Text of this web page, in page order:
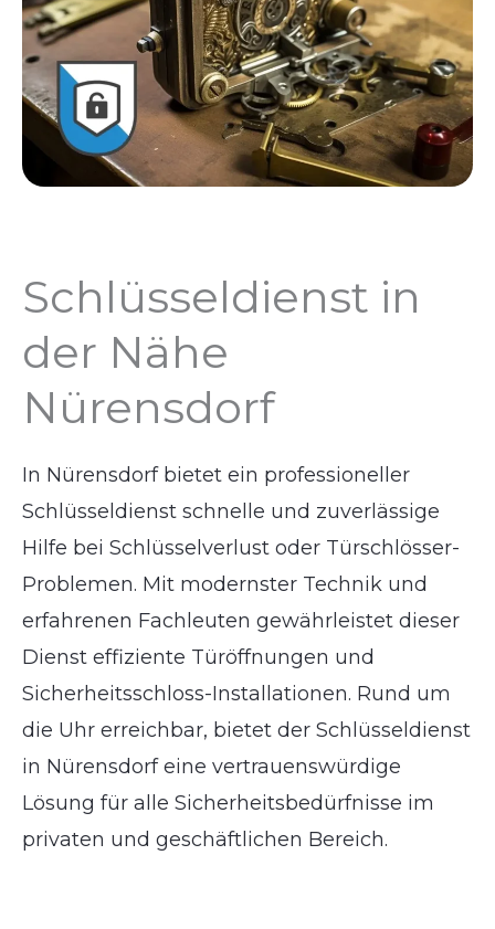
Schlüsseldienst in
der Nähe
Nürensdorf
In Nürensdorf bietet ein professioneller
Schlüsseldienst schnelle und zuverlässige
Hilfe bei Schlüsselverlust oder Türschlösser-
Problemen. Mit modernster Technik und
erfahrenen Fachleuten gewährleistet dieser
Dienst effiziente Türöffnungen und
Sicherheitsschloss-Installationen. Rund um
die Uhr erreichbar, bietet der Schlüsseldienst
in Nürensdorf eine vertrauenswürdige
Lösung für alle Sicherheitsbedürfnisse im
privaten und geschäftlichen Bereich.